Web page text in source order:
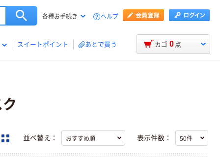
各種お手続き ヘルプ
スイートポイント あとで買う カゴ 0 点
並べ替え： 表示件数：